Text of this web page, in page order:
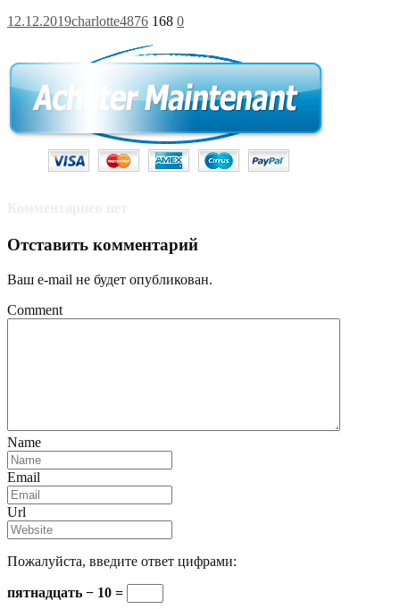
12.12.2019charlotte4876 168 0
Отставить комментарий
Ваш e-mail не будет опубликован.
Comment
Name
Email
Url
Пожалуйста, введите ответ цифрами:
пятнадцать − 10 =